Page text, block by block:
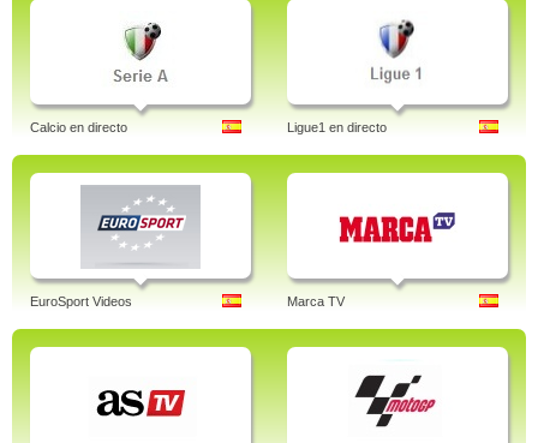
Calcio en directo Ligue1 en directo
EuroSport Videos Marca TV